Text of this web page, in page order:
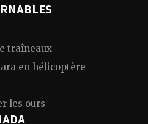
traîneaux
en hélicoptère
les ours